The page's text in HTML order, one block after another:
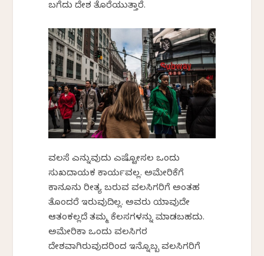
ಬಗೆದು ದೇಶ ತೊರೆಯುತ್ತಾರೆ.
ವಲಸೆ ಎನ್ನುವುದು ಎಷ್ಟೋಸಲ ಒಂದು
ಸುಖದಾಯಕ ಕಾರ್ಯವಲ್ಲ. ಅಮೇರಿಕೆಗೆ
ಕಾನೂನು ರೀತ್ಯ ಬರುವ ವಲಸಿಗರಿಗೆ ಅಂತಹ
ತೊಂದರೆ ಇರುವುದಿಲ್ಲ. ಅವರು ಯಾವುದೇ
ಆತಂಕವಿಲ್ಲದೆ ತಮ್ಮ ಕೆಲಸಗಳನ್ನು ಮಾಡಬಹದು.
ಅಮೇರಿಕಾ ಒಂದು ವಲಸಿಗರ
ದೇಶವಾಗಿರುವುದರಿಂದ ಇನ್ನೊಬ್ಬ ವಲಸಿಗರಿಗೆ